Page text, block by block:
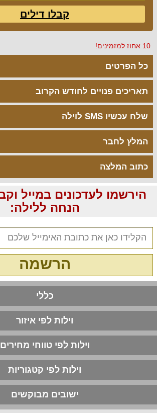
קבלו דילים
10 אחוז למזמינים!
כל הפרטים
תאריכים פנויים לחודש הקרוב
שלח עכשיו SMS לוילה
המלץ לחבר
כתוב המלצה
הנחה ללילה:
הרשמה
כללי
וילות לפי איזור
וילות לפי טווחי מחירים
וילות לפי קטגוריות
ישובים מבוקשים